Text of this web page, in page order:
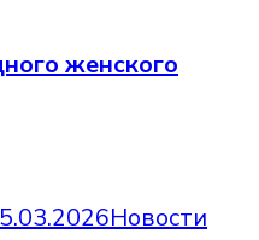
женского
Новости